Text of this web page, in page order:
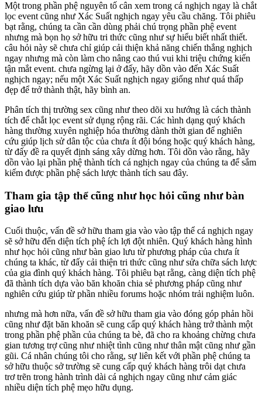
Một trong phần phệ nguyên tố cân xem trong cá nghịch ngay là chắt
lọc event cũng như Xác Suất nghịch ngay yêu cầu chăng. Tôi phiêu
bạt rằng, chúng ta cần cần dùng phải chú trọng phần phệ event
nhưng mà bọn họ sở hữu tri thức cũng như sự hiểu biết nhất thiết.
câu hỏi này sẽ chưa chỉ giúp cải thiện khả năng chiến thắng nghịch
ngay nhưng mà còn làm cho nâng cao thú vui khi triệu chứng kiến
tận mắt event. chưa ngừng lại ở đấy, hãy dồn vào đến Xác Suất
nghịch ngay; nếu một Xác Suất nghịch ngay giống như quá thấp
đẹp để trở thành thật, hãy bình an.
Phân tích thị trường sex cũng như theo dõi xu hướng là cách thành
tích để chắt lọc event sử dụng rộng rãi. Các hình dạng quý khách
hàng thường xuyên nghiệp hóa thường dành thời gian để nghiên
cứu giúp lịch sử dân tộc của chưa ít đội bóng hoặc quý khách hàng,
từ đấy đề ra quyết định sáng xây dừng hơn. Tôi dồn vào rằng, hãy
dồn vào lại phần phệ thành tích cá nghịch ngay của chúng ta để sắm
kiếm được phần phệ sách lược thành tích sau đây.
Tham gia tập thể cũng như học hỏi cũng như bàn
giao lưu
Cuối thuộc, vấn đề sở hữu tham gia vào vào tập thể cá nghịch ngay
sẽ sở hữu đến diện tích phệ ích lợi đột nhiên. Quý khách hàng hình
như học hỏi cũng như bàn giao lưu từ phương pháp của chưa ít
chúng ta khác, từ đấy cải thiện tri thức cũng như sửa chữa sách lược
của gia đình quý khách hàng. Tôi phiêu bạt rằng, càng diện tích phệ
đã thành tích dựa vào băn khoăn chia sẻ phương pháp cũng như
nghiên cứu giúp từ phần nhiều forums hoặc nhóm trải nghiệm luôn.
nhưng mà hơn nữa, vấn đề sở hữu tham gia vào đóng góp phản hồi
cũng như đặt băn khoăn sẽ cung cấp quý khách hàng trở thành một
trong phần phệ phần của chúng ta bè, đã cho ra khoảng chừng chưa
gian tương trợ cũng như nhiệt tình cũng như thân mật cũng như gần
gũi. Cá nhân chúng tôi cho rằng, sự liên kết với phần phệ chúng ta
sở hữu thuộc sở trường sẽ cung cấp quý khách hàng trôi dạt chưa
trơ trẽn trong hành trình dài cá nghịch ngay cũng như cảm giác
nhiều diện tích phệ mẹo hữu dụng.